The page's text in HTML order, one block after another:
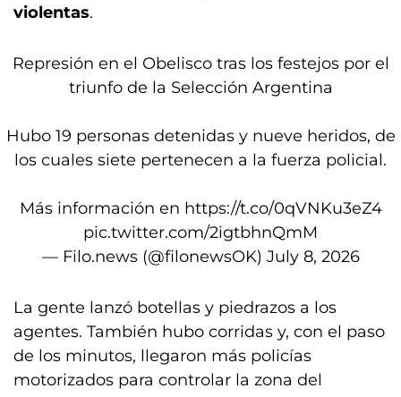
violentas.
Represión en el Obelisco tras los festejos por el
triunfo de la Selección Argentina
Hubo 19 personas detenidas y nueve heridos, de
los cuales siete pertenecen a la fuerza policial.
Más información en https://t.co/0qVNKu3eZ4
pic.twitter.com/2igtbhnQmM
— Filo.news (@filonewsOK) July 8, 2026
La gente lanzó botellas y piedrazos a los
agentes. También hubo corridas y, con el paso
de los minutos, llegaron más policías
motorizados para controlar la zona del